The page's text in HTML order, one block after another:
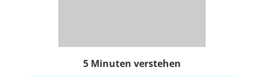
5 Minuten verstehen